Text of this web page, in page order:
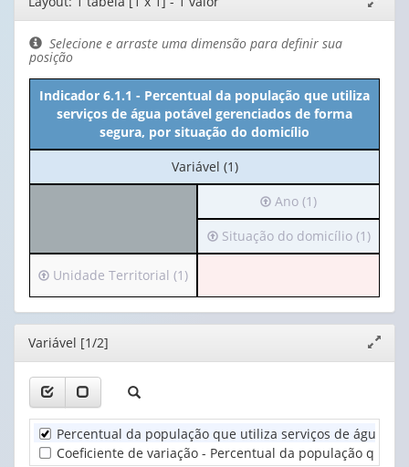
de
layout
janela
Selecione e arraste uma dimensão para definir sua
posição
Indicador 6.1.1 - Percentual da população que utiliza
serviços de água potável gerenciados de forma
segura, por situação do domicílio
No
cabeçalho:
Variável (1)
Irá
para
o
cabeçalho
1
valor):
Ano
Ano (1)
Irá
para
(possui
apenas
valor):
do
domicílio
(1)
Situação do domicílio (1)
Irá
para
o
cabeçalho
(possui
apenas
1
valor):
Unidade
Territorial
Unidade Territorial (1)
Editor
janela
Variável [1/2]
Percentual da população que utiliza serviços de água
Coeficiente de variação - Percentual da população que